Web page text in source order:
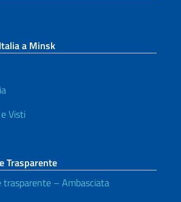
a Minsk
Visti
Trasparente
– Ambasciata